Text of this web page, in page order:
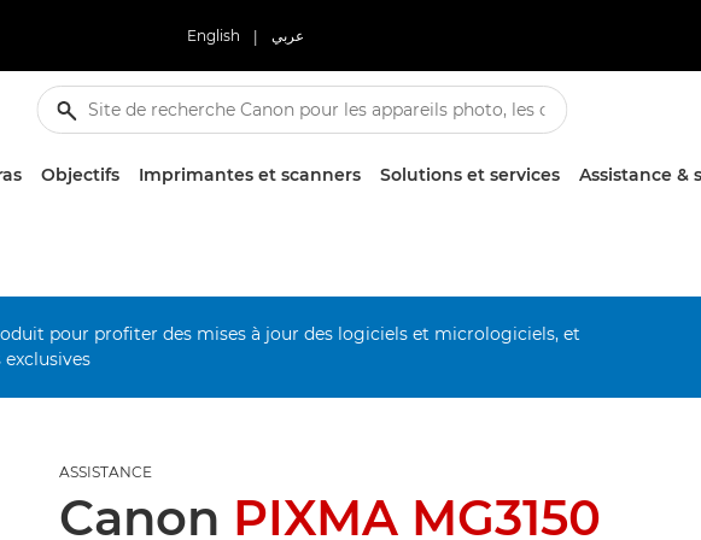
English | عربي
Objectifs Imprimantes et scanners Solutions et services Assistance &
pour profiter des mises à jour des logiciels et micrologiciels, et
ASSISTANCE
Canon PIXMA MG3150